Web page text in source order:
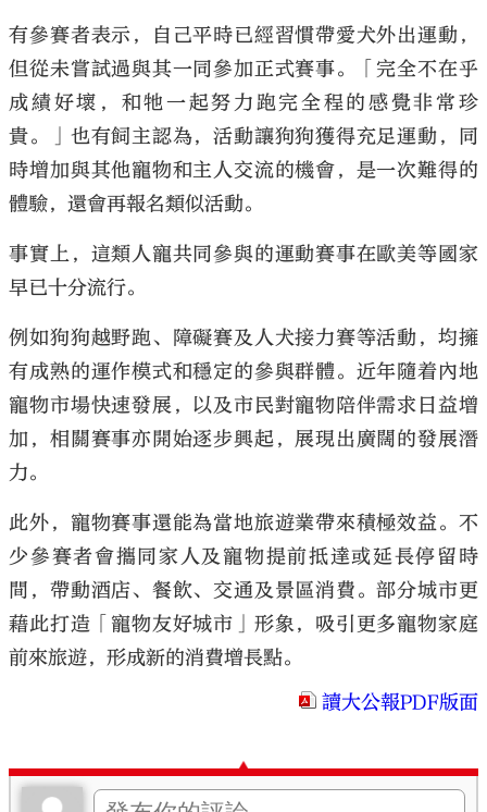
有參賽者表示，自己平時已經習慣帶愛犬外出運動，
但從未嘗試過與其一同參加正式賽事。「完全不在乎
成績好壞，和牠一起努力跑完全程的感覺非常珍
貴。」也有飼主認為，活動讓狗狗獲得充足運動，同
時增加與其他寵物和主人交流的機會，是一次難得的
體驗，還會再報名類似活動。
事實上，這類人寵共同參與的運動賽事在歐美等國家
早已十分流行。
例如狗狗越野跑、障礙賽及人犬接力賽等活動，均擁
有成熟的運作模式和穩定的參與群體。近年隨着內地
寵物市場快速發展，以及市民對寵物陪伴需求日益增
加，相關賽事亦開始逐步興起，展現出廣闊的發展潛
力。
此外，寵物賽事還能為當地旅遊業帶來積極效益。不
少參賽者會攜同家人及寵物提前抵達或延長停留時
間，帶動酒店、餐飲、交通及景區消費。部分城市更
藉此打造「寵物友好城市」形象，吸引更多寵物家庭
前來旅遊，形成新的消費增長點。
讀大公報PDF版面